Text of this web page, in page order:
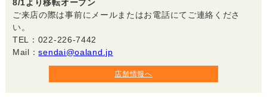
8/1より移転オープン
ご来店の際は事前にメールまたはお電話にてご連絡くださ
い。
TEL：022-226-7442
Mail：sendai@oaland.jp
店舗情報へ